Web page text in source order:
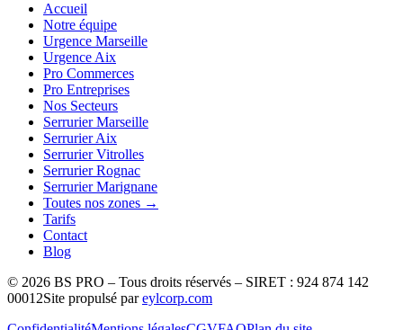
Accueil
Notre équipe
Urgence Marseille
Urgence Aix
Pro Commerces
Pro Entreprises
Nos Secteurs
Serrurier Marseille
Serrurier Aix
Serrurier Vitrolles
Serrurier Rognac
Serrurier Marignane
Toutes nos zones →
Tarifs
Contact
Blog
© 2026 BS PRO – Tous droits réservés – SIRET : 924 874 142
00012Site propulsé par eylcorp.com